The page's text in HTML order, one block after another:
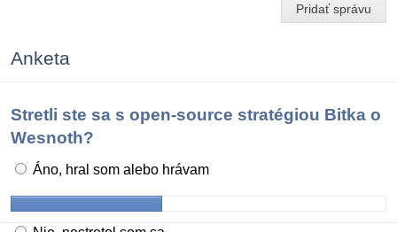
Pridať správu
Anketa
Stretli ste sa s open-source stratégiou Bitka o
Wesnoth?
Áno, hral som alebo hrávam